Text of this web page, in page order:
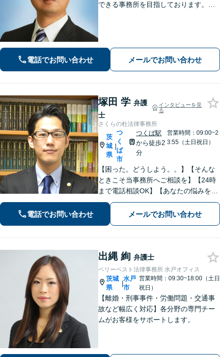
できる事務所を目指しております。依
にご相談ください。
電話でお問い合わせ メールでお問い合わせ
塚田 学 弁護
士
インタビューを見
る
さくらの杜法律事務所
茨
城
県
|
つ
く
ば
市
つくば駅
から徒歩2
分
営業時間：09:00~2
3:55（土日祝日）
【困った。どうしよう。。】【そんな
ときこそ当事務所へご相談を】【24時
まで電話相談OK】【あなたの悩みを聞
かせて下さい】財産分与、遺産分割、
交通事故、未払賃金、債権回収など解
決実績多数。ご相談内容にとことん向
電話でお問い合わせ メールでお問い合わせ
出縄 絢 弁護士
ベリーベスト法律事務所 水戸オフィス
茨城
県
|
水戸
市
営業時間：09:30~18:00（土日
祝日）
【離婚・刑事事件・労働問題・交通事
故など幅広く対応】各分野の専門チー
ムがお客様をサポートします。